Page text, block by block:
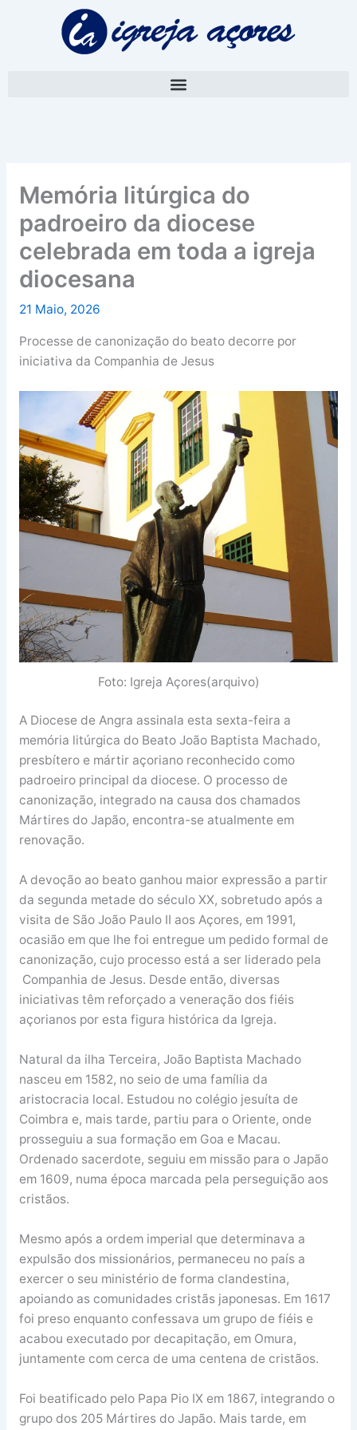
Memória litúrgica do
padroeiro da diocese
celebrada em toda a igreja
diocesana
21 Maio, 2026
Processe de canonização do beato decorre por
iniciativa da Companhia de Jesus
Foto: Igreja Açores(arquivo)
A Diocese de Angra assinala esta sexta-feira a
memória litúrgica do Beato João Baptista Machado,
presbítero e mártir açoriano reconhecido como
padroeiro principal da diocese. O processo de
canonização, integrado na causa dos chamados
Mártires do Japão, encontra-se atualmente em
renovação.
A devoção ao beato ganhou maior expressão a partir
da segunda metade do século XX, sobretudo após a
visita de São João Paulo II aos Açores, em 1991,
ocasião em que lhe foi entregue um pedido formal de
canonização, cujo processo está a ser liderado pela
Companhia de Jesus. Desde então, diversas
iniciativas têm reforçado a veneração dos fiéis
açorianos por esta figura histórica da Igreja.
Natural da ilha Terceira, João Baptista Machado
nasceu em 1582, no seio de uma família da
aristocracia local. Estudou no colégio jesuíta de
Coimbra e, mais tarde, partiu para o Oriente, onde
prosseguiu a sua formação em Goa e Macau.
Ordenado sacerdote, seguiu em missão para o Japão
em 1609, numa época marcada pela perseguição aos
cristãos.
Mesmo após a ordem imperial que determinava a
expulsão dos missionários, permaneceu no país a
exercer o seu ministério de forma clandestina,
apoiando as comunidades cristãs japonesas. Em 1617
foi preso enquanto confessava um grupo de fiéis e
acabou executado por decapitação, em Omura,
juntamente com cerca de uma centena de cristãos.
Foi beatificado pelo Papa Pio IX em 1867, integrando o
grupo dos 205 Mártires do Japão. Mais tarde, em